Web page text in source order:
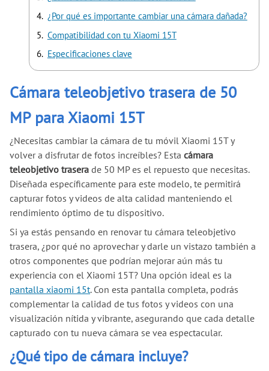
¿Por qué es importante cambiar una cámara dañada?
Compatibilidad con tu Xiaomi 15T
Especificaciones clave
Cámara teleobjetivo trasera de 50
MP para Xiaomi 15T
¿Necesitas cambiar la cámara de tu móvil Xiaomi 15T y
volver a disfrutar de fotos increíbles? Esta cámara
teleobjetivo trasera de 50 MP es el repuesto que necesitas.
Diseñada específicamente para este modelo, te permitirá
capturar fotos y videos de alta calidad manteniendo el
rendimiento óptimo de tu dispositivo.
Si ya estás pensando en renovar tu cámara teleobjetivo
trasera, ¿por qué no aprovechar y darle un vistazo también a
otros componentes que podrían mejorar aún más tu
experiencia con el Xiaomi 15T? Una opción ideal es la
pantalla xiaomi 15t. Con esta pantalla completa, podrás
complementar la calidad de tus fotos y videos con una
visualización nítida y vibrante, asegurando que cada detalle
capturado con tu nueva cámara se vea espectacular.
¿Qué tipo de cámara incluye?